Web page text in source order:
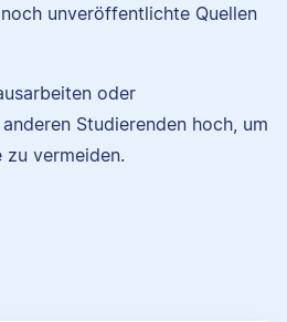
unveröffentlichte Quellen
oder
Studierenden hoch, um
zu vermeiden.